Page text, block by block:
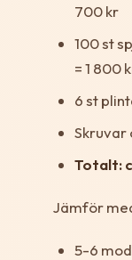
700 kr
100 st
= 1 800
6 st
Skruvar
Totalt:
Jämför
5-6